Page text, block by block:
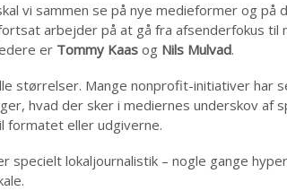
vi sammen se på nye medieformer og på
arbejder på at gå fra afsenderfokus til
er Tommy Kaas og Nils Mulvad.
størrelser. Mange nonprofit-initiativer har
hvad der sker i mediernes underskov
eller udgiverne.
specielt lokaljournalistik – nogle gange